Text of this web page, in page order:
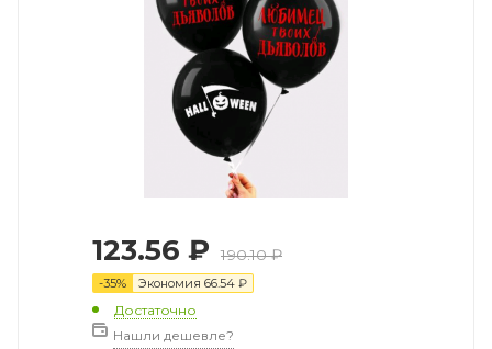
123.56 ₽ 190.10₽
-35% Экономия 66.54 ₽
Достаточно
Нашли дешевле?